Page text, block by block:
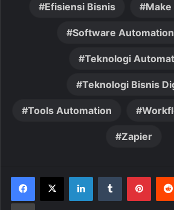
Efisiensi Bisnis
Software
Teknologi
Teknologi Bisnis
Tools Automation
Zapier
LinkedInTumblr
Print